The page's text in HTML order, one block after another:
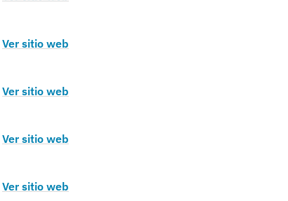
Ver sitio web
Ver sitio web
Ver sitio web
Ver sitio web